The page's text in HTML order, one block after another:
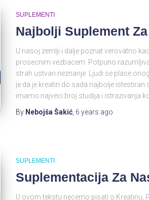
SUPLEMENTI
Najbolji Suplement
U nasoj zemlji i dalje poznat verovatno
prosecnim vezbacem. Potpuno
strah ustvari neznanje. Ljudi se plase
je da je kreatin do sada najbolje istestiran
imamo najveci broj studija i istrazivanja
By Nebojša Šakić 6 years ago
SUPLEMENTI
Suplementacija Za
U ovom tekstu necemo pisati o Kreatinu,